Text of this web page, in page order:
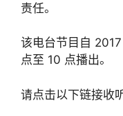
责任。
该电台节目自
点至 10 点播出。
请点击以下链接收